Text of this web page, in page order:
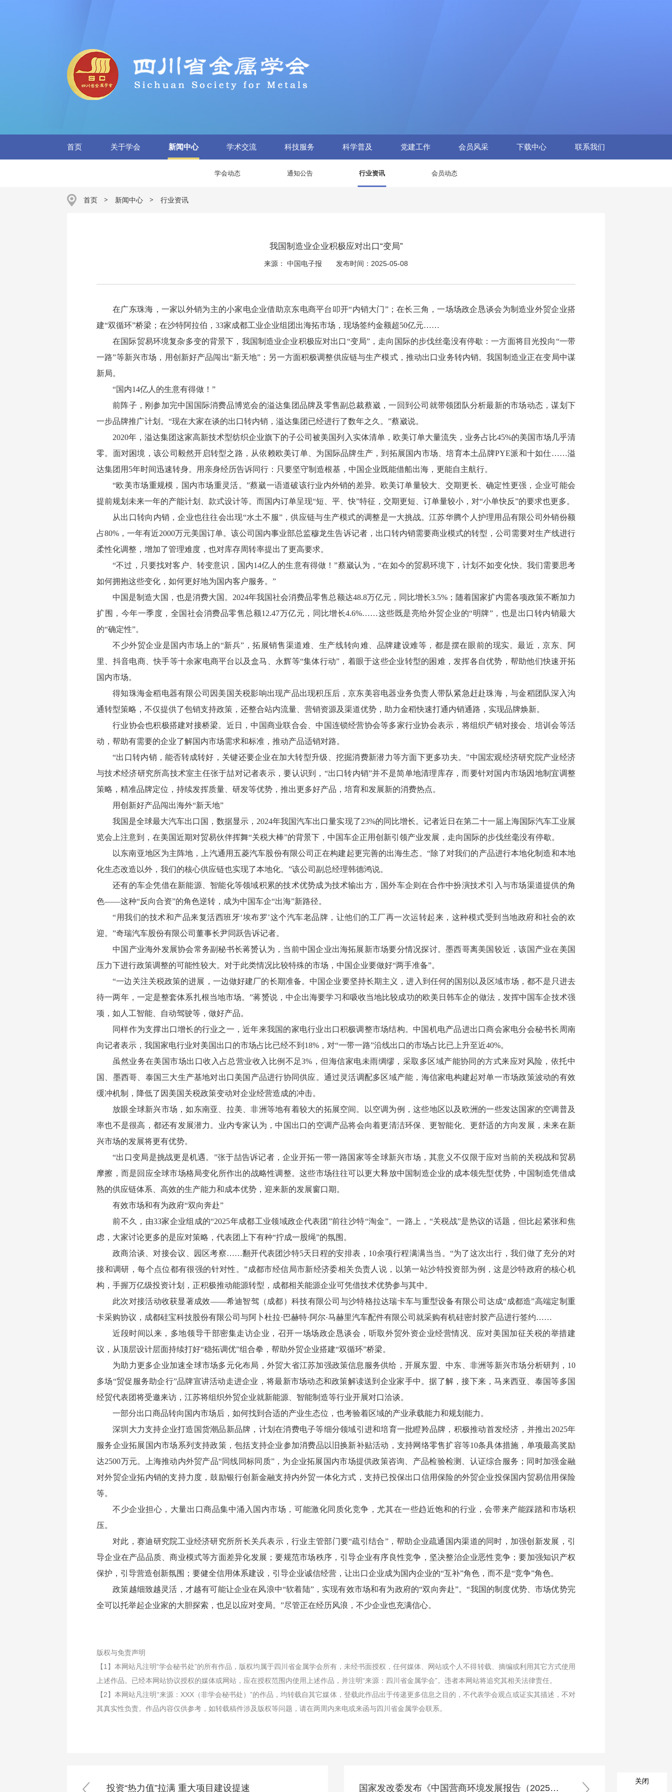
首页 关于学会 新闻中心 学术交流 科技服务 科学普及 党建工作 会员风采 下载中心 联系我们
学会动态 通知公告 行业资讯 会员动态
首页 > 新闻中心 > 行业资讯
​我国制造业企业积极应对出口“变局”
来源： 中国电子报 发布时间：2025-05-08
在广东珠海，一家以外销为主的小家电企业借助京东电商平台叩开“内销大门”；在长三角，一场场政企恳谈会为制造业外贸企业搭
建“双循环”桥梁；在沙特阿拉伯，33家成都工业企业组团出海拓市场，现场签约金额超50亿元……
在国际贸易环境复杂多变的背景下，我国制造业企业积极应对出口“变局”，走向国际的步伐丝毫没有停歇：一方面将目光投向“一带
一路”等新兴市场，用创新好产品闯出“新天地”；另一方面积极调整供应链与生产模式，推动出口业务转内销。我国制造业正在变局中谋
新局。
“国内14亿人的生意有得做！”
前阵子，刚参加完中国国际消费品博览会的溢达集团品牌及零售副总裁蔡崴，一回到公司就带领团队分析最新的市场动态，谋划下
一步品牌推广计划。“现在大家在谈的出口转内销，溢达集团已经进行了数年之久。”蔡崴说。
2020年，溢达集团这家高新技术型纺织企业旗下的子公司被美国列入实体清单，欧美订单大量流失，业务占比45%的美国市场几乎清
零。面对困境，该公司毅然开启转型之路，从依赖欧美订单、为国际品牌生产，到拓展国内市场、培育本土品牌PYE派和十如仕……溢
达集团用5年时间迅速转身。用亲身经历告诉同行：只要坚守制造根基，中国企业既能借船出海，更能自主航行。
“欧美市场重规模，国内市场重灵活。”蔡崴一语道破该行业内外销的差异。欧美订单量较大、交期更长、确定性更强，企业可能会
提前规划未来一年的产能计划、款式设计等。而国内订单呈现“短、平、快”特征，交期更短、订单量较小，对“小单快反”的要求也更多。
从出口转向内销，企业也往往会出现“水土不服”，供应链与生产模式的调整是一大挑战。江苏华腾个人护理用品有限公司外销份额
占80%，一年有近2000万元美国订单。该公司国内事业部总监穆龙生告诉记者，出口转内销需要商业模式的转型，公司需要对生产线进行
柔性化调整，增加了管理难度，也对库存周转率提出了更高要求。
“不过，只要找对客户、转变意识，国内14亿人的生意有得做！”蔡崴认为，“在如今的贸易环境下，计划不如变化快。我们需要思考
如何拥抱这些变化，如何更好地为国内客户服务。”
中国是制造大国，也是消费大国。2024年我国社会消费品零售总额达48.8万亿元，同比增长3.5%；随着国家扩内需各项政策不断加力
扩围，今年一季度，全国社会消费品零售总额12.47万亿元，同比增长4.6%……这些既是亮给外贸企业的“明牌”，也是出口转内销最大
的“确定性”。
不少外贸企业是国内市场上的“新兵”，拓展销售渠道难、生产线转向难、品牌建设难等，都是摆在眼前的现实。最近，京东、阿
里、抖音电商、快手等十余家电商平台以及盒马、永辉等“集体行动”，着眼于这些企业转型的困难，发挥各自优势，帮助他们快速开拓
国内市场。
得知珠海金稻电器有限公司因美国关税影响出现产品出现积压后，京东美容电器业务负责人带队紧急赶赴珠海，与金稻团队深入沟
通转型策略，不仅提供了包销支持政策，还整合站内流量、营销资源及渠道优势，助力金稻快速打通内销通路，实现品牌焕新。
行业协会也积极搭建对接桥梁。近日，中国商业联合会、中国连锁经营协会等多家行业协会表示，将组织产销对接会、培训会等活
动，帮助有需要的企业了解国内市场需求和标准，推动产品适销对路。
“出口转内销，能否转成转好，关键还要企业在加大转型升级、挖掘消费新潜力等方面下更多功夫。”中国宏观经济研究院产业经济
与技术经济研究所高技术室主任张于喆对记者表示，要认识到，“出口转内销”并不是简单地清理库存，而要针对国内市场因地制宜调整
策略，精准品牌定位，持续发挥质量、研发等优势，推出更多好产品，培育和发展新的消费热点。
用创新好产品闯出海外“新天地”
我国是全球最大汽车出口国，数据显示，2024年我国汽车出口量实现了23%的同比增长。记者近日在第二十一届上海国际汽车工业展
览会上注意到，在美国近期对贸易伙伴挥舞“关税大棒”的背景下，中国车企正用创新引领产业发展，走向国际的步伐丝毫没有停歇。
以东南亚地区为主阵地，上汽通用五菱汽车股份有限公司正在构建起更完善的出海生态。“除了对我们的产品进行本地化制造和本地
化生态改造以外，我们的核心供应链也实现了本地化。”该公司副总经理韩德鸿说。
还有的车企凭借在新能源、智能化等领域积累的技术优势成为技术输出方，国外车企则在合作中扮演技术引入与市场渠道提供的角
色——这种“反向合资”的角色逆转，成为中国车企“出海”新路径。
“用我们的技术和产品来复活西班牙‘埃布罗’这个汽车老品牌，让他们的工厂再一次运转起来，这种模式受到当地政府和社会的欢
迎。”奇瑞汽车股份有限公司董事长尹同跃告诉记者。
中国产业海外发展协会常务副秘书长蒋赟认为，当前中国企业出海拓展新市场要分情况探讨。墨西哥离美国较近，该国产业在美国
压力下进行政策调整的可能性较大。对于此类情况比较特殊的市场，中国企业要做好“两手准备”。
“一边关注关税政策的进展，一边做好建厂的长期准备。中国企业要坚持长期主义，进入到任何的国别以及区域市场，都不是只进去
待一两年，一定是整套体系扎根当地市场。”蒋赟说，中企出海要学习和吸收当地比较成功的欧美日韩车企的做法，发挥中国车企技术强
项，如人工智能、自动驾驶等，做好产品。
同样作为支撑出口增长的行业之一，近年来我国的家电行业出口积极调整市场结构。中国机电产品进出口商会家电分会秘书长周南
向记者表示，我国家电行业对美国出口的市场占比已经不到18%，对“一带一路”沿线出口的市场占比已上升至近40%。
虽然业务在美国市场出口收入占总营业收入比例不足3%，但海信家电未雨绸缪，采取多区域产能协同的方式来应对风险，依托中
国、墨西哥、泰国三大生产基地对出口美国产品进行协同供应。通过灵活调配多区域产能，海信家电构建起对单一市场政策波动的有效
缓冲机制，降低了因美国关税政策变动对企业经营造成的冲击。
放眼全球新兴市场，如东南亚、拉美、非洲等地有着较大的拓展空间。以空调为例，这些地区以及欧洲的一些发达国家的空调普及
率也不是很高，都还有发展潜力。业内专家认为，中国出口的空调产品将会向着更清洁环保、更智能化、更舒适的方向发展，未来在新
兴市场的发展将更有优势。
“出口变局是挑战更是机遇。”张于喆告诉记者，企业开拓一带一路国家等全球新兴市场，其意义不仅限于应对当前的关税战和贸易
摩擦，而是回应全球市场格局变化所作出的战略性调整。这些市场往往可以更大释放中国制造企业的成本领先型优势，中国制造凭借成
熟的供应链体系、高效的生产能力和成本优势，迎来新的发展窗口期。
有效市场和有为政府“双向奔赴”
前不久，由33家企业组成的“2025年成都工业领域政企代表团”前往沙特“淘金”。一路上，“关税战”是热议的话题，但比起紧张和焦
虑，大家讨论更多的是应对策略，代表团上下有种“拧成一股绳”的氛围。
政商洽谈、对接会议、园区考察……翻开代表团沙特5天日程的安排表，10余项行程满满当当。“为了这次出行，我们做了充分的对
接和调研，每个点位都有很强的针对性。”成都市经信局市新经济委相关负责人说，以第一站沙特投资部为例，这是沙特政府的核心机
构，手握万亿级投资计划，正积极推动能源转型，成都相关能源企业可凭借技术优势参与其中。
此次对接活动收获显著成效——希迪智驾（成都）科技有限公司与沙特格拉达瑞卡车与重型设备有限公司达成“成都造”高端定制重
卡采购协议，成都硅宝科技股份有限公司与阿卜杜拉·巴赫特·阿尔·马赫里汽车配件有限公司就采购有机硅密封胶产品进行签约……
近段时间以来，多地领导干部密集走访企业，召开一场场政企恳谈会，听取外贸外资企业经营情况、应对美国加征关税的举措建
议，从顶层设计层面持续打好“稳拓调优”组合拳，帮助外贸企业搭建“双循环”桥梁。
为助力更多企业加速全球市场多元化布局，外贸大省江苏加强政策信息服务供给，开展东盟、中东、非洲等新兴市场分析研判，10
多场“贸促服务助企行”品牌宣讲活动走进企业，将最新市场动态和政策解读送到企业家手中。据了解，接下来，马来西亚、泰国等多国
经贸代表团将受邀来访，江苏将组织外贸企业就新能源、智能制造等行业开展对口洽谈。
一部分出口商品转向国内市场后，如何找到合适的产业生态位，也考验着区域的产业承载能力和规划能力。
深圳大力支持企业打造国货潮品新品牌，计划在消费电子等细分领域引进和培育一批瞪羚品牌，积极推动首发经济，并推出2025年
服务企业拓展国内市场系列支持政策，包括支持企业参加消费品以旧换新补贴活动，支持网络零售扩容等10条具体措施，单项最高奖励
达2500万元。上海推动内外贸产品“同线同标同质”，为企业拓展国内市场提供政策咨询、产品检验检测、认证综合服务；同时加强金融
对外贸企业拓内销的支持力度，鼓励银行创新金融支持内外贸一体化方式，支持已投保出口信用保险的外贸企业投保国内贸易信用保险
等。
不少企业担心，大量出口商品集中涌入国内市场，可能激化同质化竞争，尤其在一些趋近饱和的行业，会带来产能踩踏和市场积
压。
对此，赛迪研究院工业经济研究所所长关兵表示，行业主管部门要“疏引结合”，帮助企业疏通国内渠道的同时，加强创新发展，引
导企业在产品品质、商业模式等方面差异化发展；要规范市场秩序，引导企业有序良性竞争，坚决整治企业恶性竞争；要加强知识产权
保护，引导营造创新氛围；要健全信用体系建设，引导企业诚信经营，让出口企业成为国内企业的“互补”角色，而不是“竞争”角色。
政策越细致越灵活，才越有可能让企业在风浪中“软着陆”，实现有效市场和有为政府的“双向奔赴”。“我国的制度优势、市场优势完
全可以托举起企业家的大胆探索，也足以应对变局。”尽管正在经历风浪，不少企业也充满信心。
版权与免责声明
【1】本网站凡注明“学会秘书处”的所有作品，版权均属于四川省金属学会所有，未经书面授权，任何媒体、网站或个人不得转载、摘编或利用其它方式使用
上述作品。已经本网站协议授权的媒体或网站，应在授权范围内使用上述作品，并注明“来源：四川省金属学会”。违者本网站将追究其相关法律责任。
【2】本网站凡注明“来源：XXX（非学会秘书处）”的作品，均转载自其它媒体，登载此作品出于传递更多信息之目的，不代表学会观点或证实其描述，不对
其真实性负责。作品内容仅供参考，如转载稿件涉及版权等问题，请在两周内来电或来函与四川省金属学会联系。
投资“热力值”拉满 重大项目建设提速 国家发改委发布《中国营商环境发展报告（2025）》
关闭